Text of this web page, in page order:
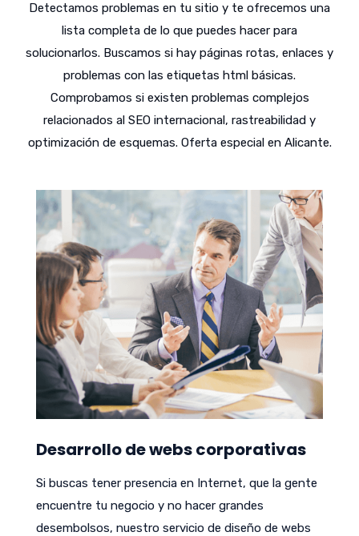
Detectamos problemas en tu sitio y te ofrecemos una
lista completa de lo que puedes hacer para
solucionarlos. Buscamos si hay páginas rotas, enlaces y
problemas con las etiquetas html básicas.
Comprobamos si existen problemas complejos
relacionados al SEO internacional, rastreabilidad y
optimización de esquemas. Oferta especial en Alicante.
Desarrollo de webs corporativas
Si buscas tener presencia en Internet, que la gente
encuentre tu negocio y no hacer grandes
desembolsos, nuestro servicio de diseño de webs